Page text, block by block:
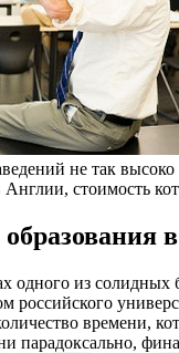
не так
стоимость
одного из солидных
российского
времени,
парадоксально,